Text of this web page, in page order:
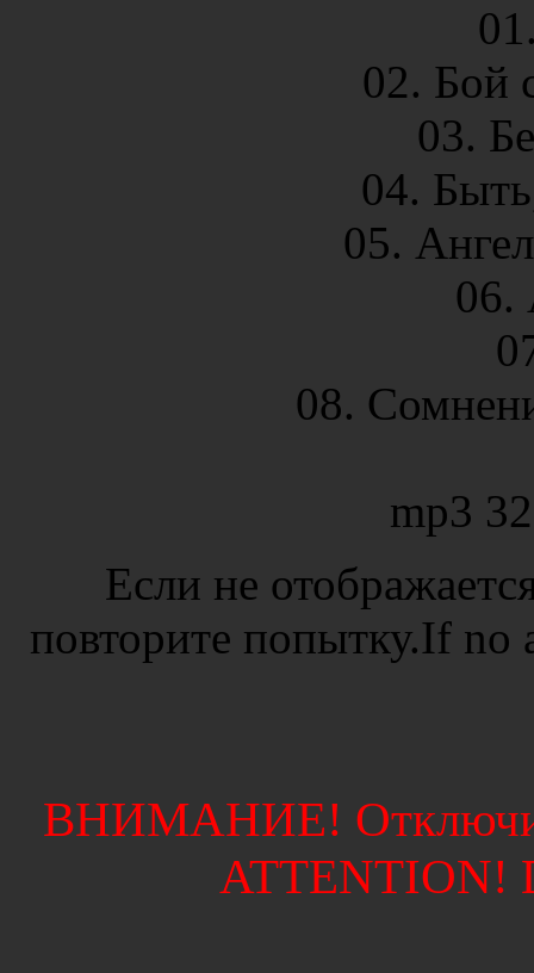
02. Бой
03.
04.
05.
06.
08.
mp3
Если не
повторите попытку.If
ВНИМАНИЕ!
ATTENTION!